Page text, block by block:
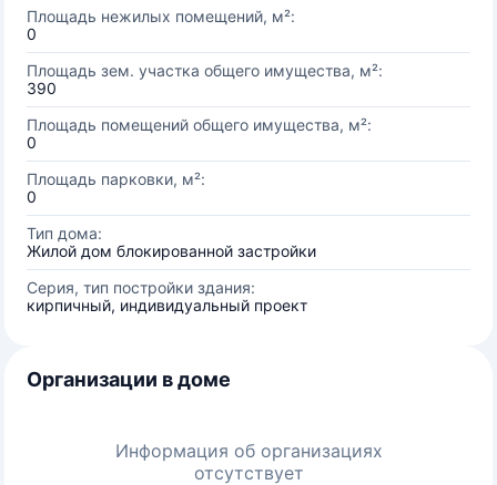
Площадь нежилых помещений, м²:
0
Площадь зем. участка общего имущества, м²:
390
Площадь помещений общего имущества, м²:
0
Площадь парковки, м²:
0
Тип дома:
Жилой дом блокированной застройки
Серия, тип постройки здания:
кирпичный, индивидуальный проект
Организации в доме
Информация об организациях
отсутствует